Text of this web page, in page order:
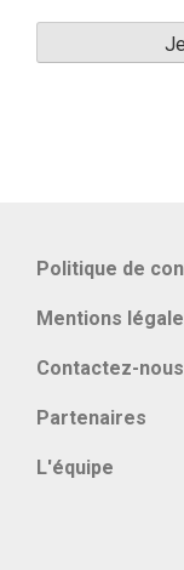
Politique de
Mentions
Contactez-nous
Partenaires
L'équipe